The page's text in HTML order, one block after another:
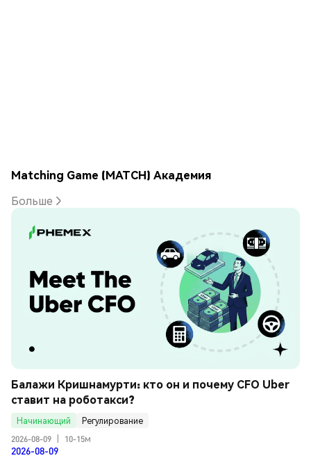
Matching Game (MATCH) Академия
Больше
Балажи Кришнамурти: кто он и почему CFO Uber
ставит на роботакси?
Начинающий
Регулирование
2026-08-09
10-15м
2026-08-09